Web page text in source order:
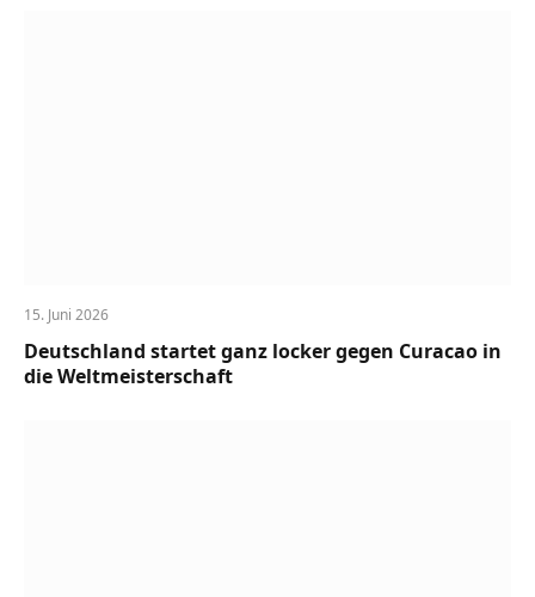
15. Juni 2026
Deutschland startet ganz locker gegen Curacao in
die Weltmeisterschaft